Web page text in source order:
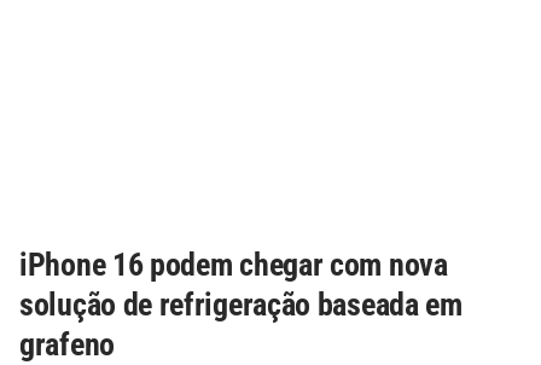
iPhone 16 podem chegar com nova
solução de refrigeração baseada em
grafeno